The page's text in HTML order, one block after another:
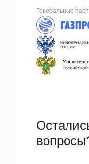
Генеральные